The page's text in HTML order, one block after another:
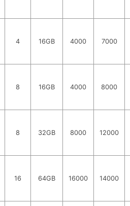
4 16GB 4000 7000
8 16GB 4000 8000
8 32GB 8000 12000
16 64GB 16000 14000